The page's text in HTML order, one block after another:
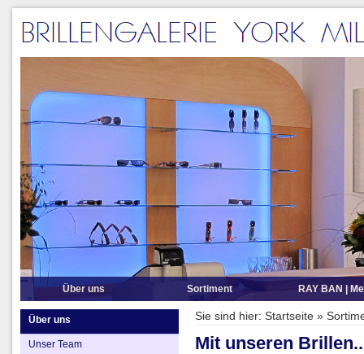
Über uns
Unser Geschäft
Sortiment
Brillenmarken A-Z
Sonnenbrillen
RAY BAN |
Über uns
Unser Team
Sie sind hier: Startseite »
Mit unseren